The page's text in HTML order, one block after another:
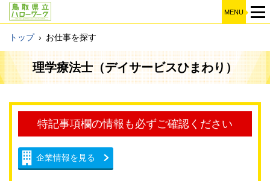
MENU
トップ › お仕事を探す
理学療法士（デイサービスひまわり）
特記事項欄の情報も必ずご確認ください
企業情報を見る